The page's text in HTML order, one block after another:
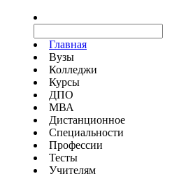
Главная
Вузы
Колледжи
Курсы
ДПО
МВА
Дистанционное
Специальности
Профессии
Тесты
Учителям